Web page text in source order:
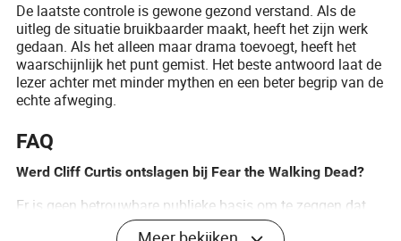
De laatste controle is gewone gezond verstand. Als de
uitleg de situatie bruikbaarder maakt, heeft het zijn werk
gedaan. Als het alleen maar drama toevoegt, heeft het
waarschijnlijk het punt gemist. Het beste antwoord laat de
lezer achter met minder mythen en een beter begrip van de
echte afweging.
FAQ
Werd Cliff Curtis ontslagen bij Fear the Walking Dead?
Er is geen betrouwbare publieke basis om te zeggen dat
hij werd ontslagen. De publiekelijk besproken uitleg is dat